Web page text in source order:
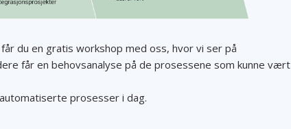
du en gratis workshop med oss, hvor vi ser på
får en behovsanalyse på de prosessene som kunne vært
prosesser i dag.